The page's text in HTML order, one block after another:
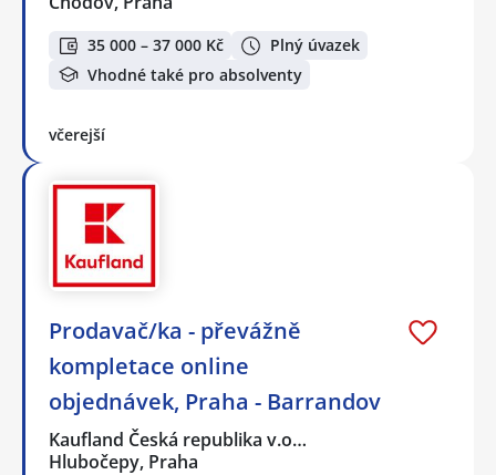
35 000 – 37 000 Kč
Plný úvazek
Vhodné také pro absolventy
včerejší
Prodavač/ka - převážně
kompletace online
objednávek, Praha - Barrandov
Kaufland Česká republika v.o…
Hlubočepy, Praha